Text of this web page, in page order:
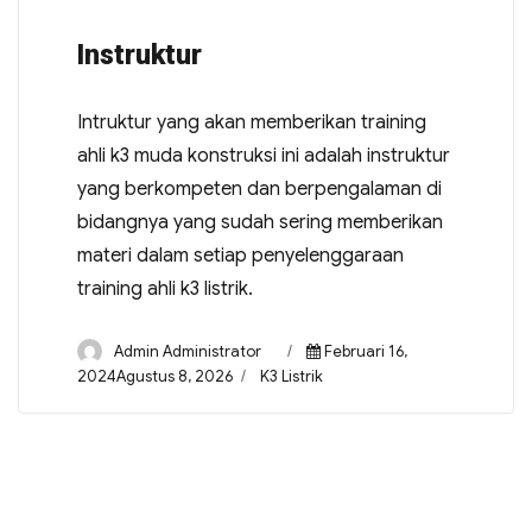
Instruktur
Intruktur yang akan memberikan training
ahli k3 muda konstruksi ini adalah instruktur
yang berkompeten dan berpengalaman di
bidangnya yang sudah sering memberikan
materi dalam setiap penyelenggaraan
training ahli k3 listrik.
Admin Administrator
Februari 16,
2024Agustus 8, 2026
K3 Listrik